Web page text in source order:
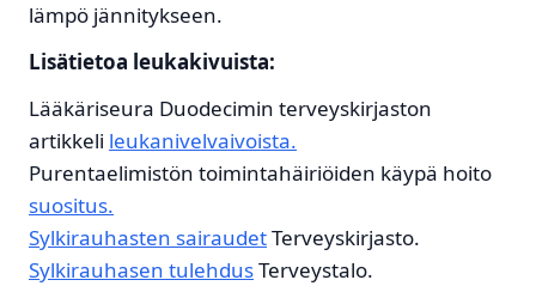
lämpö jännitykseen.
Lisätietoa leukakivuista:
Lääkäriseura Duodecimin terveyskirjaston
artikkeli leukanivelvaivoista.
Purentaelimistön toimintahäiriöiden käypä hoito
suositus.
Sylkirauhasten sairaudetTerveyskirjasto.
Sylkirauhasen tulehdusTerveystalo.